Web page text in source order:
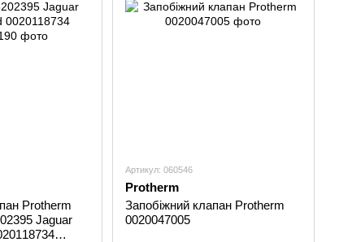
Protherm
Jaguar
Артикул: 060546
Protherm
Запобіжний клапан Protherm
0020047005